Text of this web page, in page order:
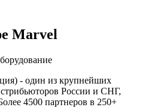
Marvel
- один из крупнейших
России и СНГ,
4500 партнеров в 250+